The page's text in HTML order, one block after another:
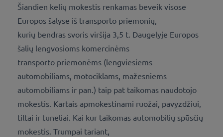
Šiandien kelių mokestis renkamas beveik visose
Europos šalyse iš transporto priemonių,
kurių bendras svoris viršija 3,5 t. Daugelyje Europos
šalių lengvosioms komercinėms
transporto priemonėms (lengviesiems
automobiliams, motociklams, mažesniems
automobiliams ir pan.) taip pat taikomas naudotojo
mokestis. Kartais apmokestinami ruožai, pavyzdžiui,
tiltai ir tuneliai. Kai kur taikomas automobilių spūsčių
mokestis. Trumpai tariant,